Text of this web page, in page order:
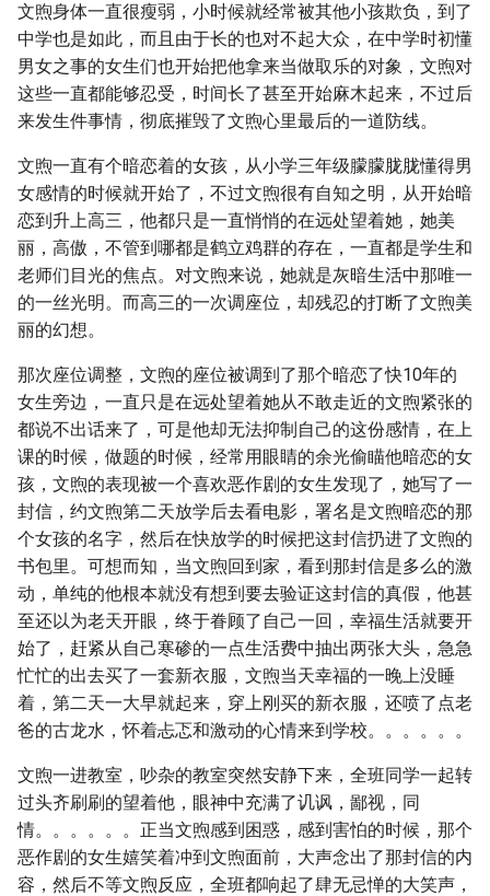
文煦身体一直很瘦弱，小时候就经常被其他小孩欺负，到了
中学也是如此，而且由于长的也对不起大众，在中学时初懂
男女之事的女生们也开始把他拿来当做取乐的对象，文煦对
这些一直都能够忍受，时间长了甚至开始麻木起来，不过后
来发生件事情，彻底摧毁了文煦心里最后的一道防线。
文煦一直有个暗恋着的女孩，从小学三年级朦朦胧胧懂得男
女感情的时候就开始了，不过文煦很有自知之明，从开始暗
恋到升上高三，他都只是一直悄悄的在远处望着她，她美
丽，高傲，不管到哪都是鹤立鸡群的存在，一直都是学生和
老师们目光的焦点。对文煦来说，她就是灰暗生活中那唯一
的一丝光明。而高三的一次调座位，却残忍的打断了文煦美
丽的幻想。
那次座位调整，文煦的座位被调到了那个暗恋了快10年的
女生旁边，一直只是在远处望着她从不敢走近的文煦紧张的
都说不出话来了，可是他却无法抑制自己的这份感情，在上
课的时候，做题的时候，经常用眼睛的余光偷瞄他暗恋的女
孩，文煦的表现被一个喜欢恶作剧的女生发现了，她写了一
封信，约文煦第二天放学后去看电影，署名是文煦暗恋的那
个女孩的名字，然后在快放学的时候把这封信扔进了文煦的
书包里。可想而知，当文煦回到家，看到那封信是多么的激
动，单纯的他根本就没有想到要去验证这封信的真假，他甚
至还以为老天开眼，终于眷顾了自己一回，幸福生活就要开
始了，赶紧从自己寒碜的一点生活费中抽出两张大头，急急
忙忙的出去买了一套新衣服，文煦当天幸福的一晚上没睡
着，第二天一大早就起来，穿上刚买的新衣服，还喷了点老
爸的古龙水，怀着忐忑和激动的心情来到学校。。。。。。
文煦一进教室，吵杂的教室突然安静下来，全班同学一起转
过头齐刷刷的望着他，眼神中充满了讥讽，鄙视，同
情。。。。。。正当文煦感到困惑，感到害怕的时候，那个
恶作剧的女生嬉笑着冲到文煦面前，大声念出了那封信的内
容，然后不等文煦反应，全班都响起了肆无忌惮的大笑声，